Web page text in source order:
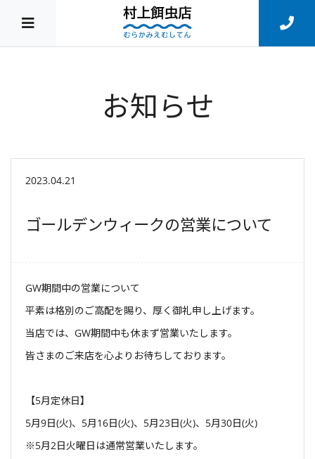
お知らせ
2023.04.21
ゴールデンウィークの営業について
GW期間中の営業について
平素は格別のご高配を賜り、厚く御礼申し上げます。
当店では、GW期間中も休まず営業いたします。
皆さまのご来店を心よりお待ちしております。
【5月定休日】
5月9日(火)、5月16日(火)、5月23日(火)、5月30日(火)
※5月2日火曜日は通常営業いたします。